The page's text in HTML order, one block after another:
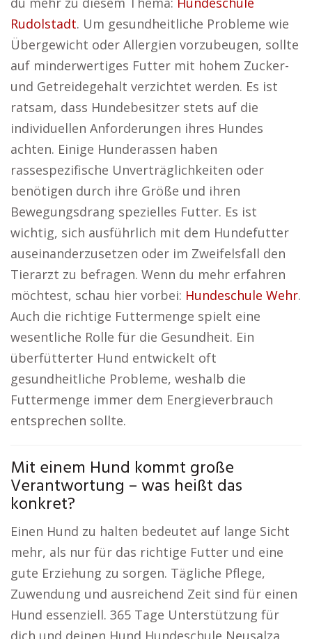
Rudolstadt. Um gesundheitliche Probleme wie
Übergewicht oder Allergien vorzubeugen, sollte
auf minderwertiges Futter mit hohem Zucker-
und Getreidegehalt verzichtet werden. Es ist
ratsam, dass Hundebesitzer stets auf die
individuellen Anforderungen ihres Hundes
achten. Einige Hunderassen haben
rassespezifische Unverträglichkeiten oder
benötigen durch ihre Größe und ihren
Bewegungsdrang spezielles Futter. Es ist
wichtig, sich ausführlich mit dem Hundefutter
auseinanderzusetzen oder im Zweifelsfall den
Tierarzt zu befragen. Wenn du mehr erfahren
möchtest, schau hier vorbei: Hundeschule Wehr.
Auch die richtige Futtermenge spielt eine
wesentliche Rolle für die Gesundheit. Ein
überfütterter Hund entwickelt oft
gesundheitliche Probleme, weshalb die
Futtermenge immer dem Energieverbrauch
entsprechen sollte.
Mit einem Hund kommt große
Verantwortung – was heißt das
konkret?
Einen Hund zu halten bedeutet auf lange Sicht
mehr, als nur für das richtige Futter und eine
gute Erziehung zu sorgen. Tägliche Pflege,
Zuwendung und ausreichend Zeit sind für einen
Hund essenziell. 365 Tage Unterstützung für
dich und deinen Hund Hundeschule Neusalza